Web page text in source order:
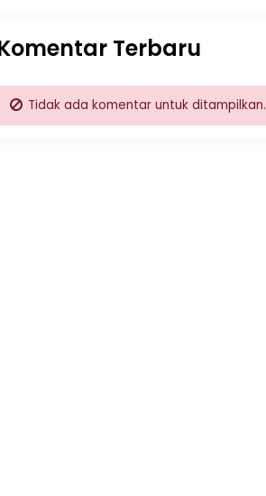
Terbaru
Tidak ada komentar untuk ditampilkan.